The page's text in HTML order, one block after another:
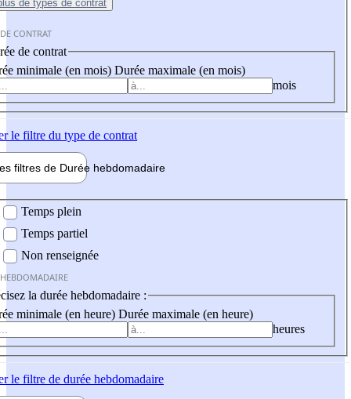
de types de contrat
CONTRAT
de contrat
minimale (en mois) Durée maximale (en mois)
mois
le filtre du type de contrat
filtres de Durée hebdomadaire
Temps plein
Temps partiel
Non renseignée
la durée hebdomadaire :
minimale (en heure) Durée maximale (en heure)
heures
le filtre de durée hebdomadaire